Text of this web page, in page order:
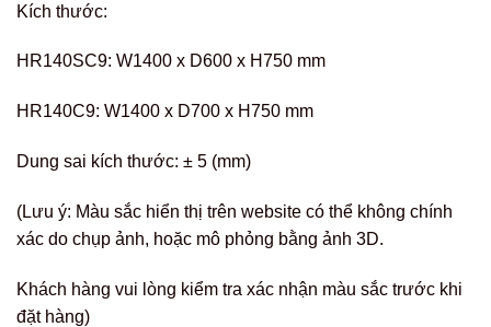
Kích thước:
HR140SC9: W1400 x D600 x H750 mm
HR140C9: W1400 x D700 x H750 mm
Dung sai kích thước: ± 5 (mm)
(Lưu ý: Màu sắc hiển thị trên website có thể không chính
xác do chụp ảnh, hoặc mô phỏng bằng ảnh 3D.
Khách hàng vui lòng kiểm tra xác nhận màu sắc trước khi
đặt hàng)